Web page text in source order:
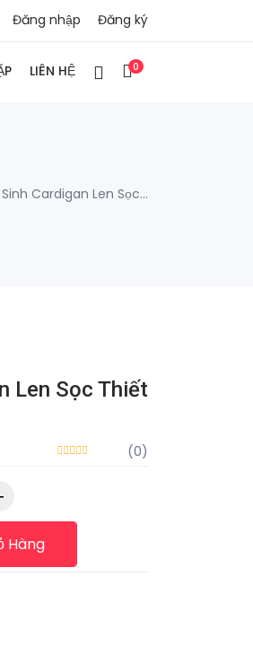
Đăng nhập Đăng ký
LIÊN HỆ 0
Cardigan Len Sọc...
Len Sọc Thiết
(0)
Hàng